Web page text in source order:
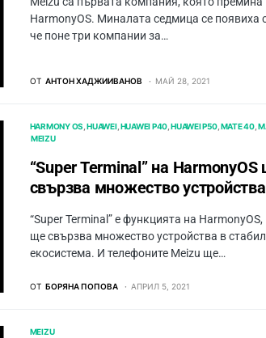
HarmonyOS. Миналата седмица се появиха
че поне три компании за…
ОТ АНТОН ХАДЖИИВАНОВ МАЙ 28, 2021
HARMONY OS HUAWEI HUAWEI P40 HUAWEI P50 MATE 40
MEIZU
“Super Terminal” на
свързва множество устройства
“Super Terminal” е функцията на HarmonyOS,
ще свързва множество устройства в
екосистема. И телефоните Meizu ще…
ОТ БОРЯНА ПОПОВА АПРИЛ 5, 2021
MEIZU